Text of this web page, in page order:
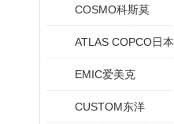
COSMO科斯莫
ATLAS COPCO日本
EMIC爱美克
CUSTOM东洋